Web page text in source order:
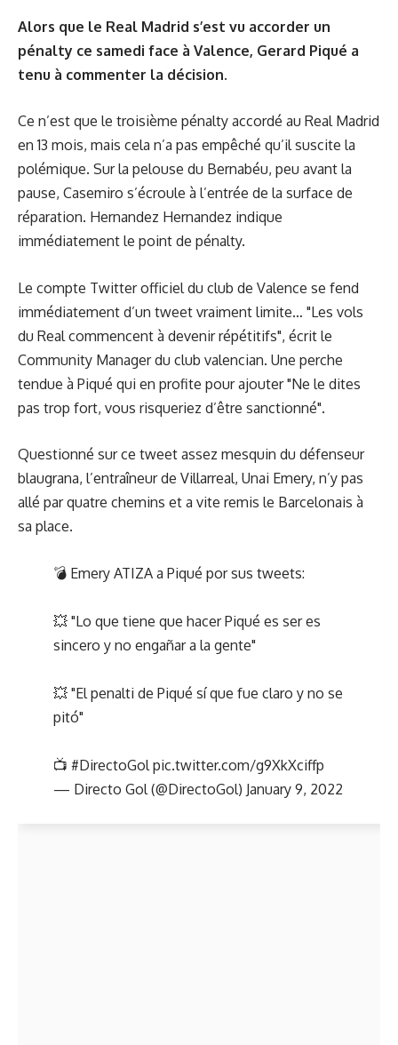
Alors que le Real Madrid s’est vu accorder un
pénalty ce samedi face à Valence, Gerard Piqué a
tenu à commenter la décision.
Ce n’est que le troisième pénalty accordé au Real Madrid
en 13 mois, mais cela n’a pas empêché qu’il suscite la
polémique. Sur la pelouse du Bernabéu, peu avant la
pause, Casemiro s’écroule à l’entrée de la surface de
réparation. Hernandez Hernandez indique
immédiatement le point de pénalty.
Le compte Twitter officiel du club de Valence se fend
immédiatement d’un tweet vraiment limite… "Les vols
du Real commencent à devenir répétitifs", écrit le
Community Manager du club valencian. Une perche
tendue à Piqué qui en profite pour ajouter "Ne le dites
pas trop fort, vous risqueriez d’être sanctionné".
Questionné surce tweet assez mesquin du défenseur
blaugrana, l’entraîneur de Villarreal, Unai Emery, n’y pas
allé par quatre chemins et a vite remis le Barcelonais à
sa place.
💣 Emery ATIZA a Piqué por sus tweets:
💥 "Lo que tiene que hacer Piqué es ser es
sincero y no engañar a la gente"
💥 "El penalti de Piqué sí que fue claro y no se
pitó"
📺 #DirectoGol pic.twitter.com/g9XkXciffp
— Directo Gol (@DirectoGol) January 9, 2022